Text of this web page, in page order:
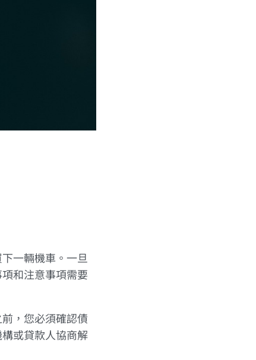
一輛機車。一旦
和注意事項需要
，您必須確認債
或貸款人協商解